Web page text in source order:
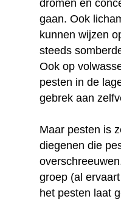
dromen en
gaan. Ook
kunnen wijzen
steeds
Ook op
pesten in de
gebrek aan
Maar pesten is
diegenen die
groep (al
het pesten laat